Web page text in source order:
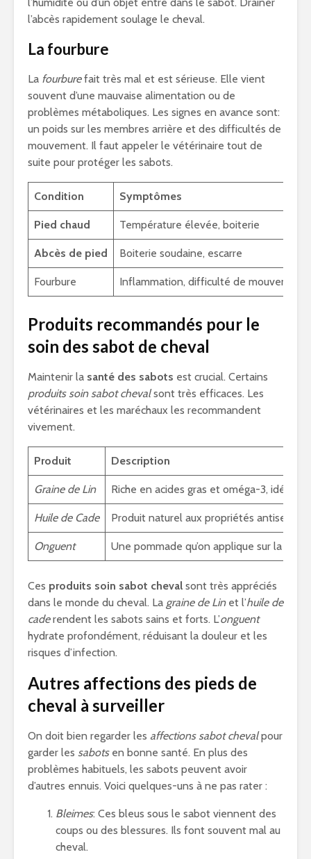
l’abcès rapidement soulage le cheval.
La fourbure
La fourburefait très mal et est sérieuse. Elle vient
souvent d’une mauvaise alimentation ou de
problèmes métaboliques. Les signes en avance sont:
un poids sur les membres arrière et des difficultés de
mouvement. Il faut appeler le vétérinaire tout de
suite pour protéger les sabots.
Condition Symptômes
Pied chaud Température élevée, boiterie
Abcès de pied Boiterie soudaine, escarre
Fourbure Inflammation, difficulté de mouvement
Produits recommandés pour le
soin des sabot de cheval
Maintenir la santé des sabots est crucial. Certains
produits soin sabot chevalsont très efficaces. Les
vétérinaires et les maréchaux les recommandent
vivement.
Produit Description
Graine de Lin Riche en acides gras et oméga-3, idéale
Huile de Cade Produit naturel aux propriétés
Onguent Une pommade qu’on applique sur la
Ces produits soin sabot cheval sont très appréciés
dans le monde du cheval. La graine de Linet l’huile de
caderendent les sabots sains et forts. L’onguent
hydrate profondément, réduisant la douleur et les
risques d’infection.
Autres affections des pieds de
cheval à surveiller
On doit bien regarder les affections sabot chevalpour
garder les sabotsen bonne santé. En plus des
problèmes habituels, les sabots peuvent avoir
d’autres ennuis. Voici quelques-uns à ne pas rater :
Bleimes: Ces bleus sous le sabot viennent des
coups ou des blessures. Ils font souvent mal au
cheval.